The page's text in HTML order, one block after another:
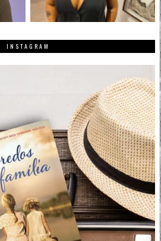
INSTAGRAM